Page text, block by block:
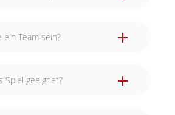
ein Team sein?
Spiel geeignet?